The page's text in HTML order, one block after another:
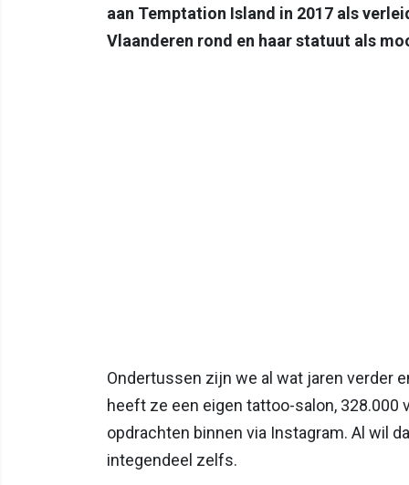
aan Temptation Island in 2017 als
Vlaanderen rond en haar statuut als
Ondertussen zijn we al wat jaren verder
heeft ze een eigen tattoo-salon,
opdrachten binnen via Instagram. Al wil
integendeel zelfs.